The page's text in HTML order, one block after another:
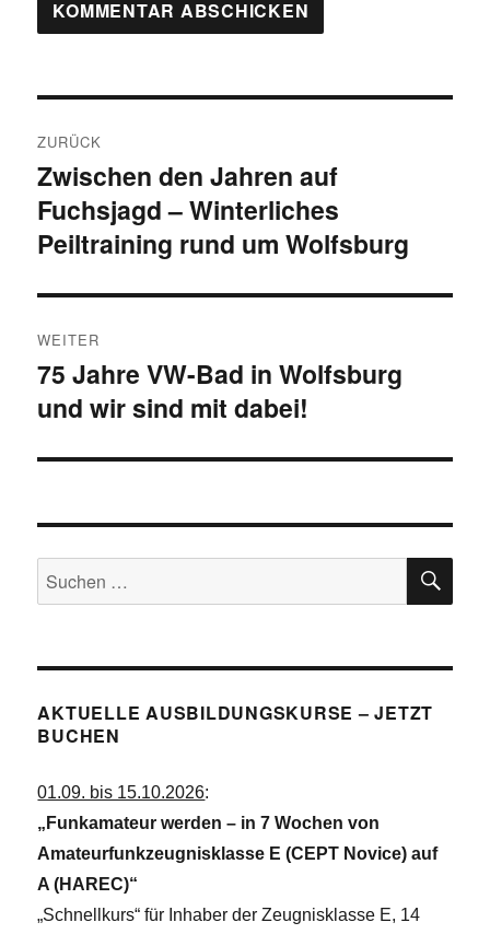
ZURÜCK
Vorheriger
Beitrag:
Zwischen den Jahren auf
Fuchsjagd – Winterliches
Peiltraining rund um Wolfsburg
WEITER
Nächster
Beitrag:
75 Jahre VW-Bad in Wolfsburg
und wir sind mit dabei!
Suchen
nach:
AKTUELLE AUSBILDUNGSKURSE – JETZT
BUCHEN
01.09. bis 15.10.2026:
„Funkamateur werden – in 7 Wochen von
Amateurfunkzeugnisklasse E (CEPT Novice) auf
A (HAREC)“
„Schnellkurs“ für Inhaber der Zeugnisklasse E, 14